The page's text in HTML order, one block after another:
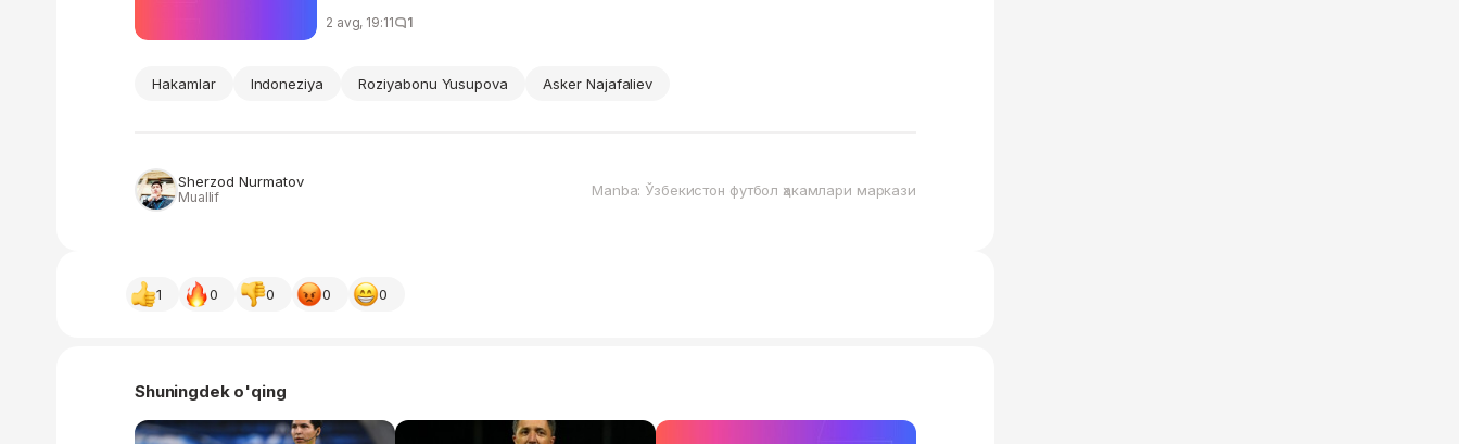
2 avg, 19:11 1
Hakamlar Indoneziya Roziyabonu Yusupova Asker Najafaliev
Sherzod Nurmatov
Muallif Manba: Ўзбекистон футбол ҳакамлари маркази
1 0 0 0 0
Shuningdek o'qing